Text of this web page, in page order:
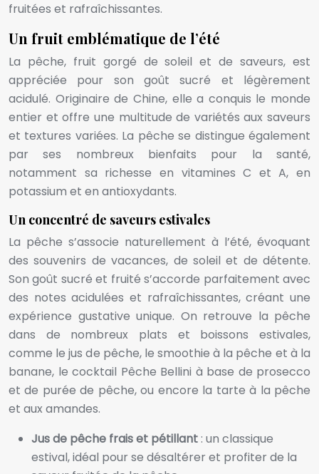
fruitées et rafraîchissantes.
Un fruit emblématique de l’été
La pêche, fruit gorgé de soleil et de saveurs, est
appréciée pour son goût sucré et légèrement
acidulé. Originaire de Chine, elle a conquis le monde
entier et offre une multitude de variétés aux saveurs
et textures variées. La pêche se distingue également
par ses nombreux bienfaits pour la santé,
notamment sa richesse en vitamines C et A, en
potassium et en antioxydants.
Un concentré de saveurs estivales
La pêche s’associe naturellement à l’été, évoquant
des souvenirs de vacances, de soleil et de détente.
Son goût sucré et fruité s’accorde parfaitement avec
des notes acidulées et rafraîchissantes, créant une
expérience gustative unique. On retrouve la pêche
dans de nombreux plats et boissons estivales,
comme le jus de pêche, le smoothie à la pêche et à la
banane, le cocktail Pêche Bellini à base de prosecco
et de purée de pêche, ou encore la tarte à la pêche
et aux amandes.
Jus de pêche frais et pétillant : un classique
estival, idéal pour se désaltérer et profiter de la